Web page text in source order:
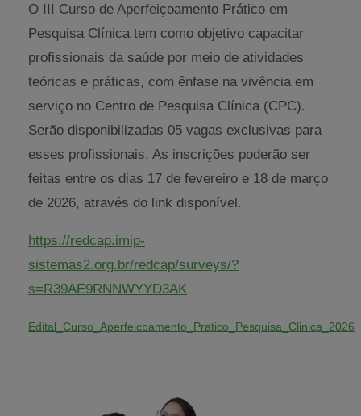
O III Curso de Aperfeiçoamento Prático em
Pesquisa Clínica tem como objetivo capacitar
profissionais da saúde por meio de atividades
teóricas e práticas, com ênfase na vivência em
serviço no Centro de Pesquisa Clínica (CPC).
Serão disponibilizadas 05 vagas exclusivas para
esses profissionais. As inscrições poderão ser
feitas entre os dias 17 de fevereiro e 18 de março
de 2026, através do link disponível.
https://redcap.imip-
sistemas2.org.br/redcap/surveys/?
s=R39AE9RNNWYYD3AK
Edital_Curso_Aperfeicoamento_Pratico_Pesquisa_Clinica_2026